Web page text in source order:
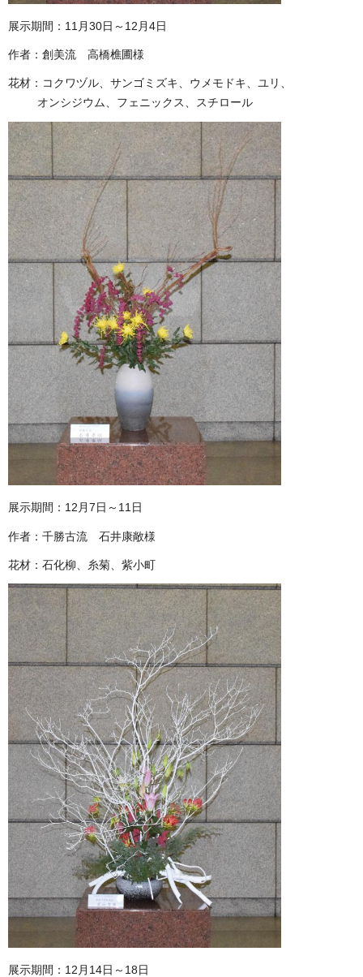
展示期間：11月30日～12月4日
作者：創美流 高橋樵圃様
花材：コクワヅル、サンゴミズキ、ウメモドキ、ユリ、
オンシジウム、フェニックス、スチロール
展示期間：12月7日～11日
作者：千勝古流 石井康敞様
花材：石化柳、糸菊、紫小町
展示期間：12月14日～18日